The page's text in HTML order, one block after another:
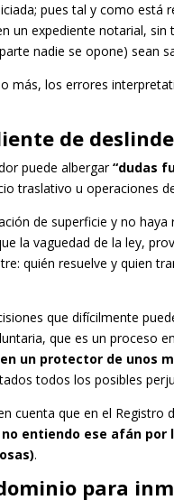
pues tal y como está
un expediente notarial,
nadie se opone) sean
más, los errores
de
puede albergar“dudas
traslativo u operaciones
de superficie y no
la vaguedad de la ley,
quién resuelve y quien
que difícilmente
que es un proceso
un protector de unos
todos los posibles
cuenta que en el Registro
no entiendo ese afán por
.
para